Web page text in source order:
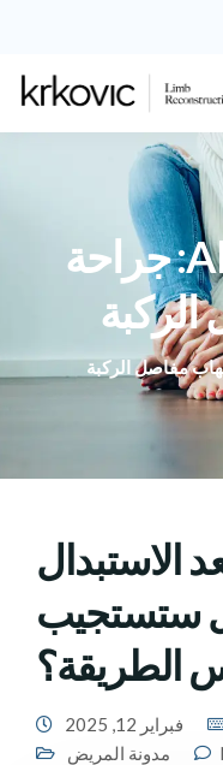
All posts tagged: جراحة
مفاصل الركبة
الاستبدال
ستستجيب
الطريقة؟
فبراير 12, 2025
مدونة المريض